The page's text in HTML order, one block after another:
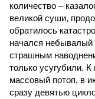
количество –
великой суши,
обратилось
начался небывалый
страшным
только усугубили.
массовый потоп, в
сразу девятью